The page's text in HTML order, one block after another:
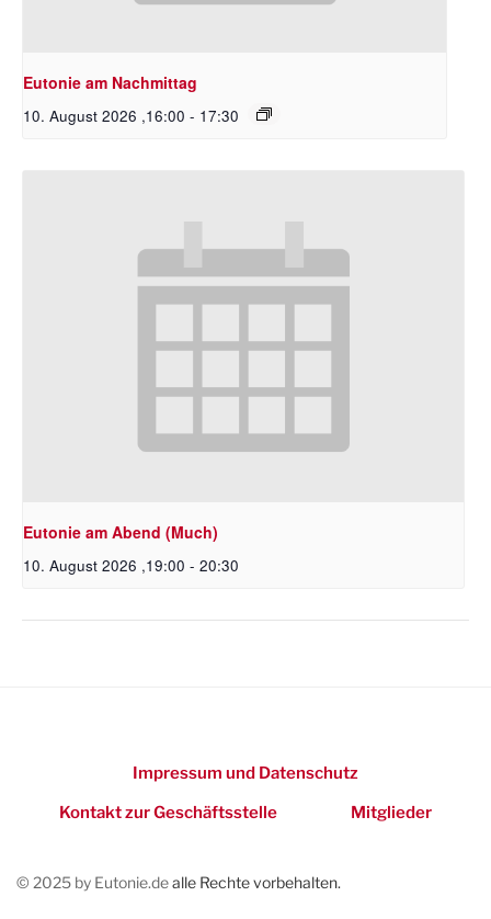
Eutonie am Nachmittag
10. August 2026 ,16:00 - 17:30
Eutonie am Abend (Much)
10. August 2026 ,19:00 - 20:30
Impressum und Datenschutz
Kontakt zur Geschäftsstelle
Mitglieder
© 2025 by Eutonie.dealle Rechte vorbehalten.